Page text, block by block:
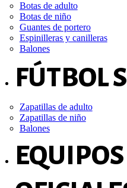
Botas de adulto
Botas de niño
Guantes de portero
Espinilleras y canilleras
Balones
FÚTBOL
Zapatillas de adulto
Zapatillas de niño
Balones
EQUIPOS